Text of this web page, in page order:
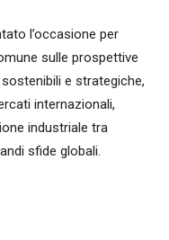
l’occasione per
sulle prospettive
e strategiche,
internazionali,
industriale tra
sfide globali.